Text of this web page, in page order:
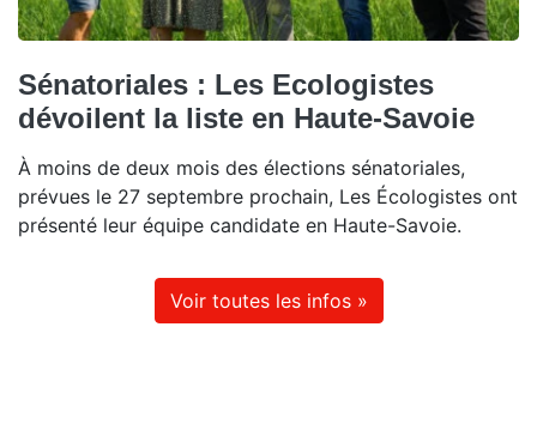
Sénatoriales : Les Ecologistes
dévoilent la liste en Haute-Savoie
À moins de deux mois des élections sénatoriales,
prévues le 27 septembre prochain, Les Écologistes ont
présenté leur équipe candidate en Haute-Savoie.
Voir toutes les infos »